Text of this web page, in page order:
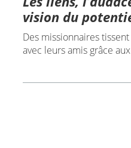
vision du
Des missionnaires
avec leurs amis grâce